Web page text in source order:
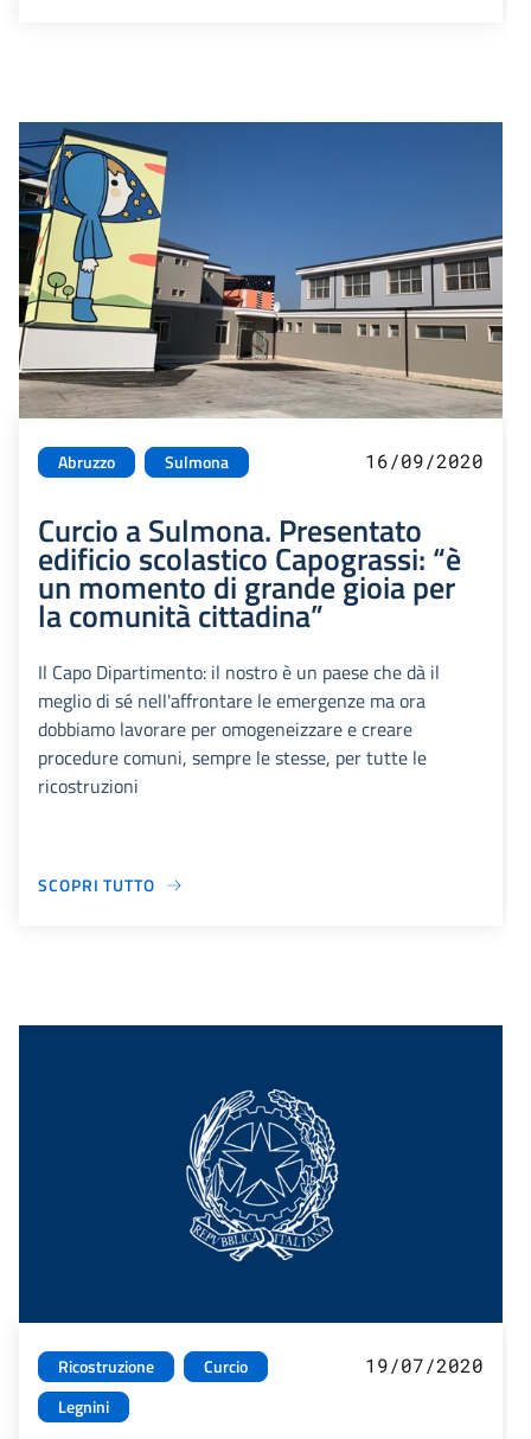
Abruzzo Sulmona 16/09/2020
Curcio a Sulmona. Presentato
edificio scolastico Capograssi: “è
un momento di grande gioia per
la comunità cittadina”
Il Capo Dipartimento: il nostro è un paese che dà il
meglio di sé nell'affrontare le emergenze ma ora
dobbiamo lavorare per omogeneizzare e creare
procedure comuni, sempre le stesse, per tutte le
ricostruzioni
SCOPRI TUTTO
Ricostruzione
Curcio
Legnini
19/07/2020